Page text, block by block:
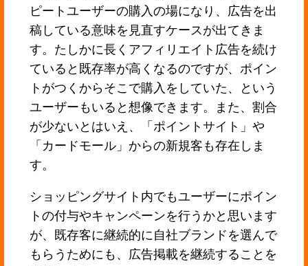
ピートユーザーの購入の場になり、広告を出
稿している意味を見直すケースが出てきま
す。たしかに長くアフィリエイト広告を続け
ていると既存率が高くなるのですが、ポイン
トがつくからそこで購入をしていた、という
ユーザーもいると想像できます。また、割合
が少ないとはいえ、「ポイントサイト」や
「カードモール」からの新規客も存在しま
す。
ショッピングサイト内でもユーザーにポイン
トの付与やキャンペーンを行うかと思います
が、既存客に継続的に自社ブランドを選んで
もらうためにも、広告掲載を継続することを